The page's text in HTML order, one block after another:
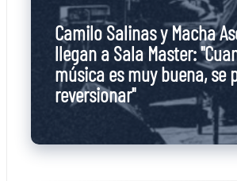
Camilo Salinas y Macha
llegan a Sala Master:
música es muy buena, se
reversionar"